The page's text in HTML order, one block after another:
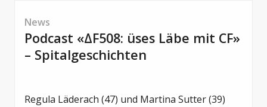
Therapieansätzen und neuen Strategien gegen
bakterielle Infektionen.
News
Podcast «ΔF508: üses Läbe mit CF»
– Spitalgeschichten
Regula Läderach (47) und Martina Sutter (39)